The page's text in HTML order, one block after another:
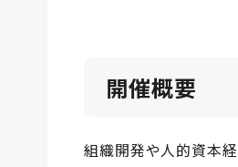
開催概要
組織開発や人的資本経